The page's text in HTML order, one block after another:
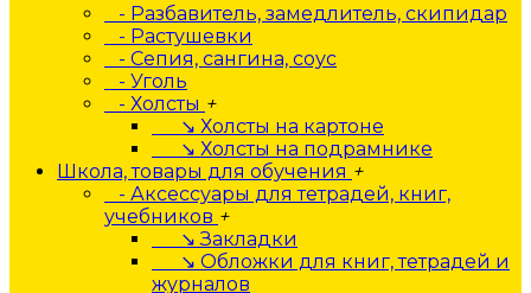
- Разбавитель, замедлитель, скипидар
- Растушевки
- Сепия, сангина, соус
- Уголь
- Холсты +
↘ Холсты на картоне
↘ Холсты на подрамнике
Школа, товары для обучения +
- Аксессуары для тетрадей, книг,
учебников +
↘ Закладки
↘ Обложки для книг, тетрадей и
журналов